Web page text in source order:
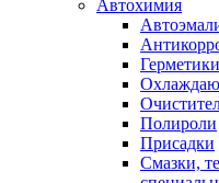
Автохимия
Полироли
Присадки
Смазки,